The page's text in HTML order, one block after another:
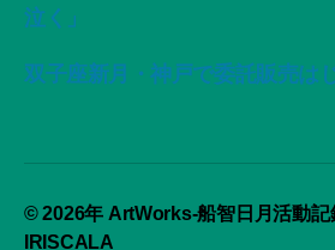
泣く」
双子座新月・神戸で委託販売は
© 2026年 ArtWorks-船智日月活動記
IRISCALA